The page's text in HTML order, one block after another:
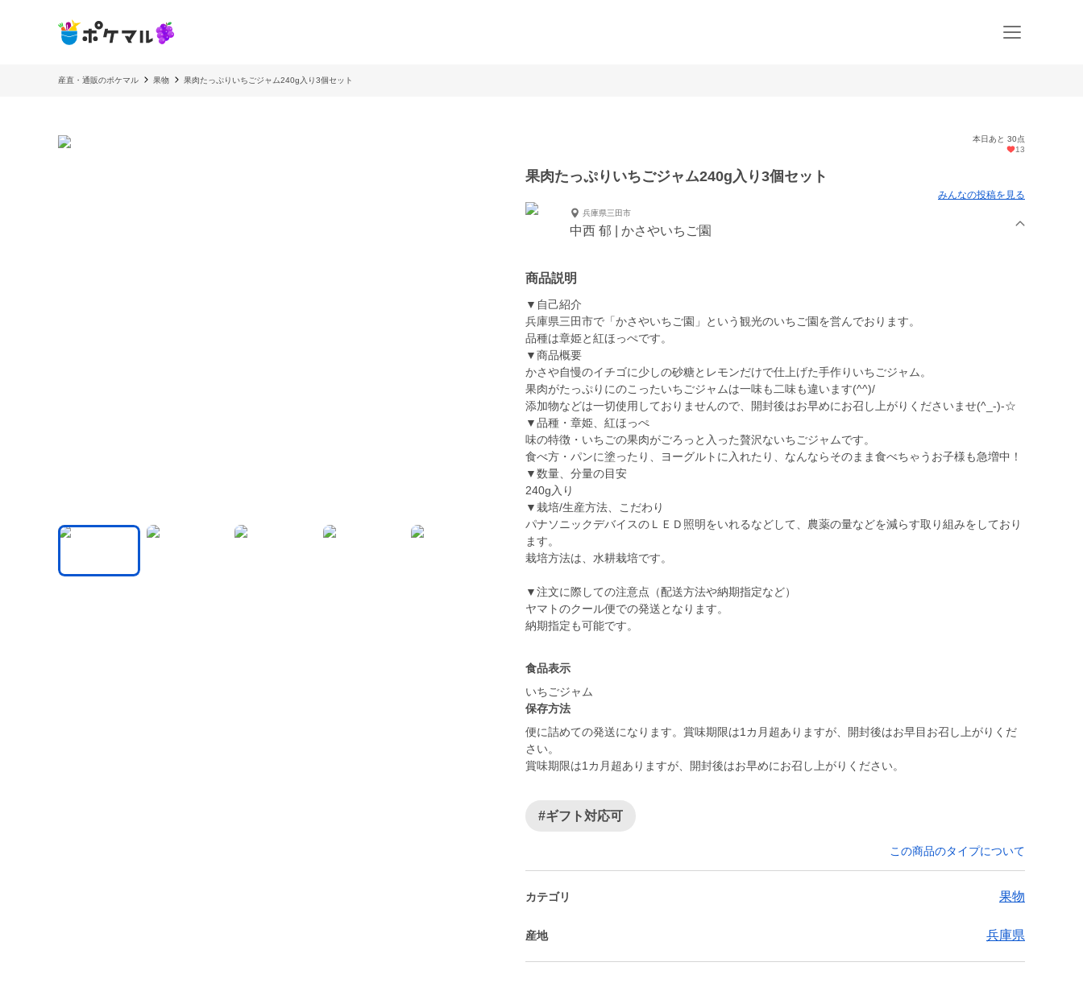
産直・通販のポケマル 果物 果肉たっぷりいちごジャム240g入り3個セット
本日あと 30点
13
果肉たっぷりいちごジャム240g入り3個セット
みんなの投稿を見る
兵庫県三田市
中西 郁 | かさやいちご園
商品説明
▼自己紹介
兵庫県三田市で「かさやいちご園」という観光のいちご園を営んでおります。
品種は章姫と紅ほっぺです。
▼商品概要
かさや自慢のイチゴに少しの砂糖とレモンだけで仕上げた手作りいちごジャム。
果肉がたっぷりにのこったいちごジャムは一味も二味も違います(^^)/
添加物などは一切使用しておりませんので、開封後はお早めにお召し上がりくださいませ(^_-)-☆
▼品種・章姫、紅ほっぺ
味の特徴・いちごの果肉がごろっと入った贅沢ないちごジャムです。
食べ方・パンに塗ったり、ヨーグルトに入れたり、なんならそのまま食べちゃうお子様も急増中！
▼数量、分量の目安
240g入り
▼栽培/生産方法、こだわり
パナソニックデバイスのＬＥＤ照明をいれるなどして、農薬の量などを減らす取り組みをしており
ます。
栽培方法は、水耕栽培です。
▼注文に際しての注意点（配送方法や納期指定など）
ヤマトのクール便での発送となります。
納期指定も可能です。
食品表示
いちごジャム
保存方法
便に詰めての発送になります。賞味期限は1カ月超ありますが、開封後はお早目お召し上がりくだ
さい。
賞味期限は1カ月超ありますが、開封後はお早めにお召し上がりください。
#ギフト対応可
この商品のタイプについて
カテゴリ 果物
産地 兵庫県